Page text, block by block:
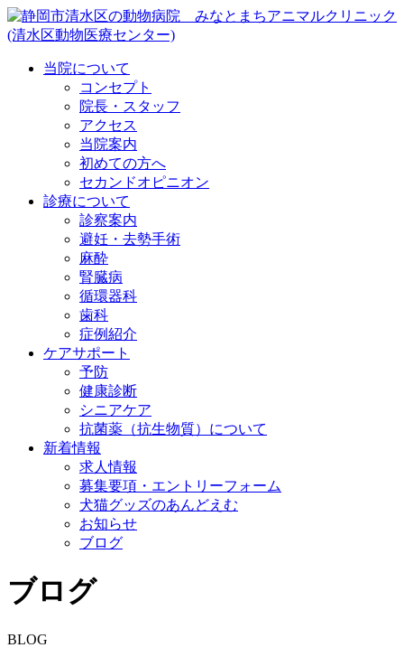
当院について
コンセプト
院長・スタッフ
アクセス
当院案内
初めての方へ
セカンドオピニオン
診療について
診察案内
避妊・去勢手術
麻酔
腎臓病
循環器科
歯科
症例紹介
ケアサポート
予防
健康診断
シニアケア
抗菌薬（抗生物質）について
新着情報
求人情報
募集要項・エントリーフォーム
犬猫グッズのあんどえむ
お知らせ
ブログ
ブログ
BLOG